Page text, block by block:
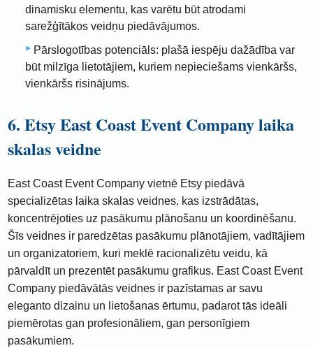
dinamisku elementu, kas varētu būt atrodami
sarežģītākos veidņu piedāvājumos.
Pārslogotības potenciāls: plašā iespēju dažādība var
būt milzīga lietotājiem, kuriem nepieciešams vienkāršs,
vienkāršs risinājums.
6. Etsy East Coast Event Company laika
skalas veidne
East Coast Event Company vietnē Etsy piedāvā
specializētas laika skalas veidnes, kas izstrādātas,
koncentrējoties uz pasākumu plānošanu un koordinēšanu.
Šīs veidnes ir paredzētas pasākumu plānotājiem, vadītājiem
un organizatoriem, kuri meklē racionalizētu veidu, kā
pārvaldīt un prezentēt pasākumu grafikus. East Coast Event
Company piedāvātās veidnes ir pazīstamas ar savu
eleganto dizainu un lietošanas ērtumu, padarot tās ideāli
piemērotas gan profesionāliem, gan personīgiem
pasākumiem.